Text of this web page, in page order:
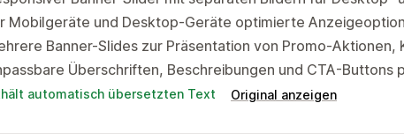
Mobilgeräte und Desktop-Geräte optimierte
Banner-Slides zur Präsentation von Promo-Aktionen,
Überschriften, Beschreibungen und CTA-Buttons
automatisch übersetzten Text Original anzeigen